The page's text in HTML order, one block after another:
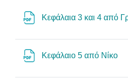
Κεφάλαια 3 και 4 από
Κεφάλαιο 5 από Νίκο